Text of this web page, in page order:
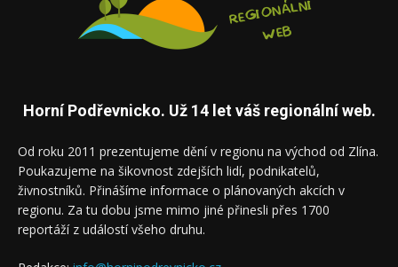
Horní Podřevnicko. Už 14 let váš regionální web.
Od roku 2011 prezentujeme dění v regionu na východ od Zlína.
Poukazujeme na šikovnost zdejších lidí, podnikatelů,
živnostníků. Přinášíme informace o plánovaných akcích v
regionu. Za tu dobu jsme mimo jiné přinesli přes 1700
reportáží z událostí všeho druhu.